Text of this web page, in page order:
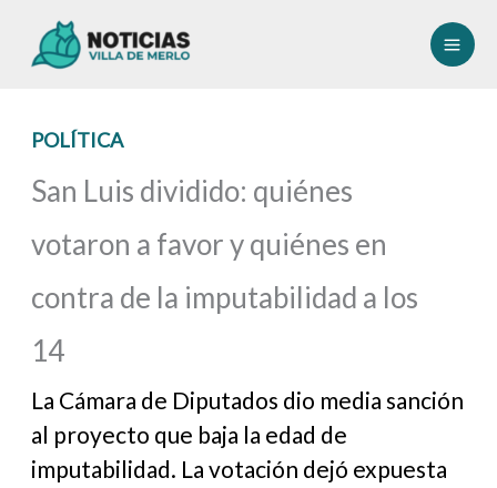
POLÍTICA
San Luis dividido: quiénes
votaron a favor y quiénes en
contra de la imputabilidad a los
14
La Cámara de Diputados dio media sanción
al proyecto que baja la edad de
imputabilidad. La votación dejó expuesta